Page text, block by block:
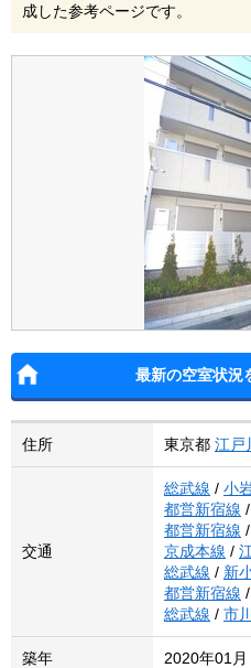
成した参考ページです。
最新の空室状況
住所 東京都 江戸
交通
総武線 / 小
都営新宿線 /
都営新宿線 /
京成本線 /
総武線 / 新
都営新宿線 /
総武線 / 市
築年 2020年01